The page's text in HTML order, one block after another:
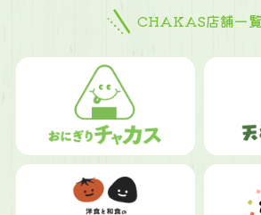
CHAKAS店舗一覧